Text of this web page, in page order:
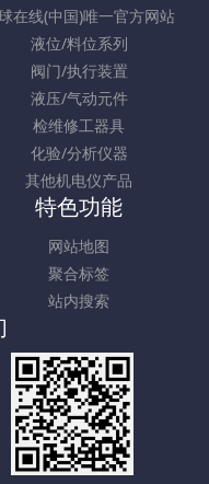
在线(中国)唯一官方网站
液位/料位系列
阀门/执行装置
液压/气动元件
检维修工器具
化验/分析仪器
其他机电仪产品
特色功能
网站地图
聚合标签
站内搜索